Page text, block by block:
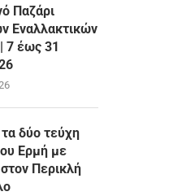
Παζάρι
Εναλλακτικών
7 έως 31
δύο τεύχη
Ερμή με
Περικλή